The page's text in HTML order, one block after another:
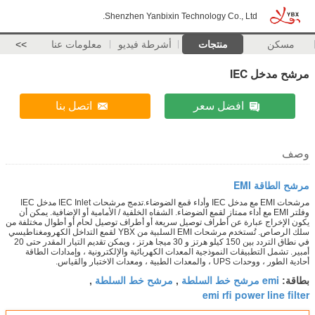
Shenzhen Yanbixin Technology Co., Ltd.
مسكن منتجات أشرطة فيديو معلومات عنا >>
مرشح مدخل IEC
افضل سعر اتصل بنا
وصف
مرشح الطاقة EMI
مرشحات EMI مع مدخل IEC وأداء قمع الضوضاء.تدمج مرشحات IEC Inlet مدخل IEC
وفلتر EMI مع أداء ممتاز لقمع الضوضاء. الشفاه الخلفية / الأمامية أو الإضافية. يمكن أن
يكون الإخراج عبارة عن أطراف توصيل سريعة أو أطراف توصيل لحام أو أطوال مختلفة من
سلك الرصاص. تُستخدم مرشحات EMI السلبية من YBX لقمع التداخل الكهرومغناطيسي
في نطاق التردد بين 150 كيلو هرتز و 30 ميجا هرتز ، ويمكن تقديم التيار المقدر حتى 20
أمبير. تشمل التطبيقات النموذجية المعدات الكهربائية والإلكترونية ، وإمدادات الطاقة
أحادية الطور ، ووحدات UPS ، والمعدات الطبية ، ومعدات الاختبار والقياس.
بطاقة: emi مرشح خط السلطة , مرشح خط السلطة ,
emi rfi power line filter